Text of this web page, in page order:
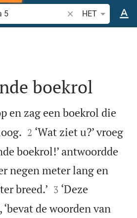
Zoek Bijbelvers of
HET
boekrol
en zag een boekrol die


2 ‘Wat ziet u?’ vroeg
boekrol!’ antwoordde
negen meter lang en
breed.’ 

3 ‘Deze
de woorden van